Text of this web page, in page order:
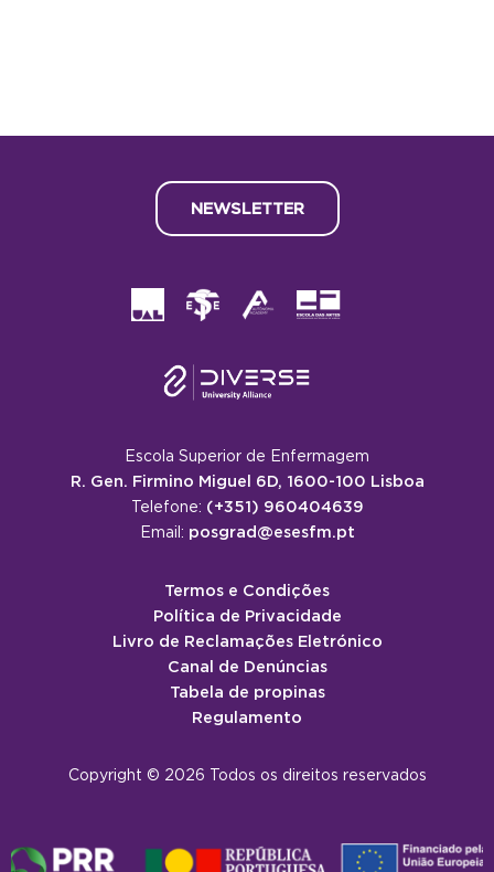
NEWSLETTER
Escola Superior de Enfermagem
R. Gen. Firmino Miguel 6D, 1600-100 Lisboa
Telefone: (+351) 960404639
Email: posgrad@esesfm.pt
Termos e Condições
Política de Privacidade
Livro de Reclamações Eletrónico
Canal de Denúncias
Tabela de propinas
Regulamento
Copyright © 2026 Todos os direitos reservados